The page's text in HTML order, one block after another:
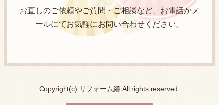
お直しのご依頼やご質問・ご相談など、お電話かメ
ールにてお気軽にお問い合わせください。
Copyright(c) リフォーム繕 All rights reserved.